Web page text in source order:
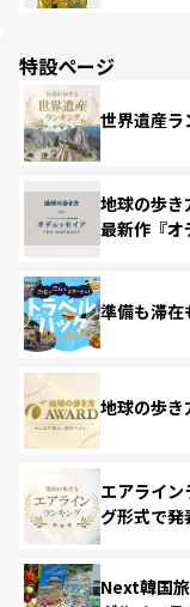
特設ページ
世界遺産ラ
地球の歩
最新作『オ
準備も滞
地球の歩き
エアライ
グ形式で発
Next韓国